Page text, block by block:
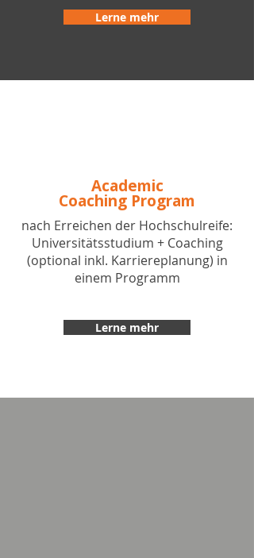
Lerne mehr
Academic
Coaching Program
nach Erreichen der Hochschulreife:
Universitätsstudium + Coaching
(optional inkl. Karriereplanung) in
einem Programm
Lerne mehr